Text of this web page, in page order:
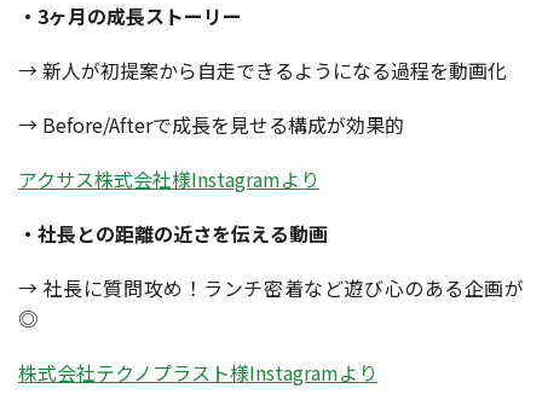
・3ヶ月の成長ストーリー
→ 新人が初提案から自走できるようになる過程を動画化
→ Before/Afterで成長を見せる構成が効果的
アクサス株式会社様Instagramより
・社長との距離の近さを伝える動画
→ 社長に質問攻め！ランチ密着など遊び心のある企画が
◎
株式会社テクノプラスト様Instagramより